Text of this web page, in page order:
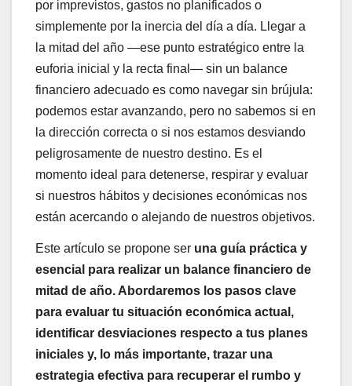
por imprevistos, gastos no planificados o
simplemente por la inercia del día a día. Llegar a
la mitad del año —ese punto estratégico entre la
euforia inicial y la recta final— sin un balance
financiero adecuado es como navegar sin brújula:
podemos estar avanzando, pero no sabemos si en
la dirección correcta o si nos estamos desviando
peligrosamente de nuestro destino. Es el
momento ideal para detenerse, respirar y evaluar
si nuestros hábitos y decisiones económicas nos
están acercando o alejando de nuestros objetivos.
Este artículo se propone ser una guía práctica y
esencial para realizar un balance financiero de
mitad de año. Abordaremos los pasos clave
para evaluar tu situación económica actual,
identificar desviaciones respecto a tus planes
iniciales y, lo más importante, trazar una
estrategia efectiva para recuperar el rumbo y